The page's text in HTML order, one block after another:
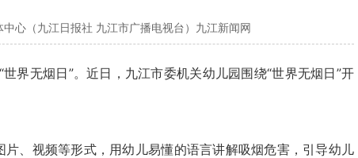
心（九江日报社 九江市广播电视台）九江新闻网
界无烟日”。近日，九江市委机关幼儿园围绕“世界无烟日”开
、视频等形式，用幼儿易懂的语言讲解吸烟危害，引导幼儿